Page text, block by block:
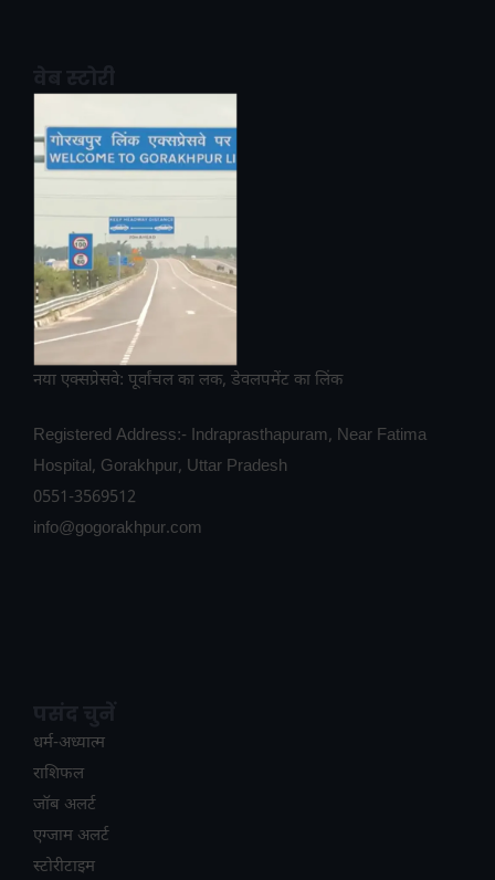
नया एक्सप्रेसवे: पूर्वांचल का लक, डेवलपमेंट का लिंक
Registered Address:- Indraprasthapuram, Near Fatima
Hospital, Gorakhpur, Uttar Pradesh
0551-3569512
info@gogorakhpur.com
धर्म-अध्यात्म
राशिफल
जॉब अलर्ट
एग्जाम अलर्ट
स्टोरीटाइम